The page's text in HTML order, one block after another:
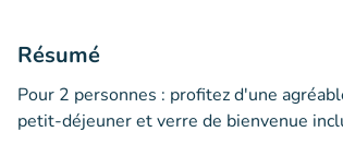
Résumé
Pour 2 personnes : profitez d'une
petit-déjeuner et verre de bienvenue